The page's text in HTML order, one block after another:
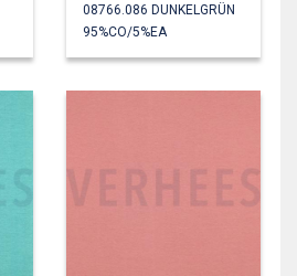
08766.086 DUNKELGRÜN
95%CO/5%EA